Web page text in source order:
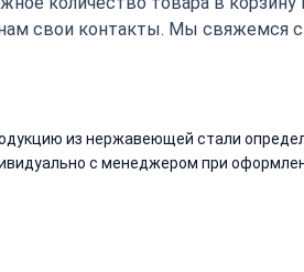
нам свои контакты. Мы свяжемся
из нержавеющей стали
с менеджером при